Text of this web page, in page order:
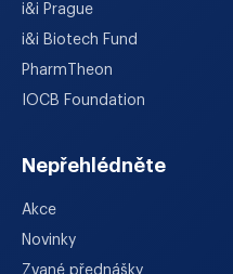
i&i Prague
i&i Biotech Fund
PharmTheon
IOCB Foundation
Nepřehlédněte
Akce
Novinky
Zvané přednášky